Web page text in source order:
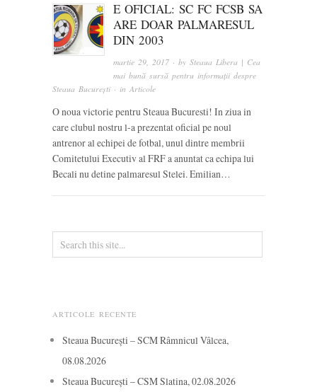
E OFICIAL: SC FC FCSB SA
ARE DOAR PALMARESUL
DIN 2003
martie 29, 2017 · bySteaua Libera | Cea
mai bună sursă pentru informații despre
Steaua București · in Articole
O noua victorie pentru Steaua Bucuresti! In ziua in
care clubul nostru l-a prezentat oficial pe noul
antrenor al echipei de fotbal, unul dintre membrii
Comitetului Executiv al FRF a anuntat ca echipa lui
Becali nu detine palmaresul Stelei. Emilian…
ARTICOLE RECENTE
Steaua București – SCM Râmnicul Vâlcea,
08.08.2026
Steaua București – CSM Slatina, 02.08.2026